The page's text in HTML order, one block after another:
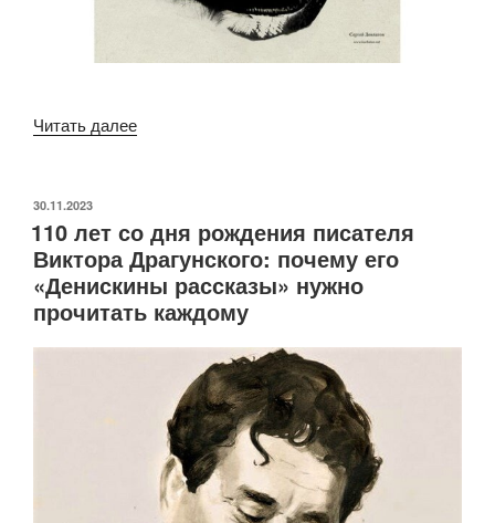
Читать далее««Обидеть
—
трудно». Сергей
Довлатов: от
А
ОПУБЛИКОВАНО
30.11.2023
110 лет со дня рождения писателя
Виктора Драгунского: почему его
«Денискины рассказы» нужно
прочитать каждому